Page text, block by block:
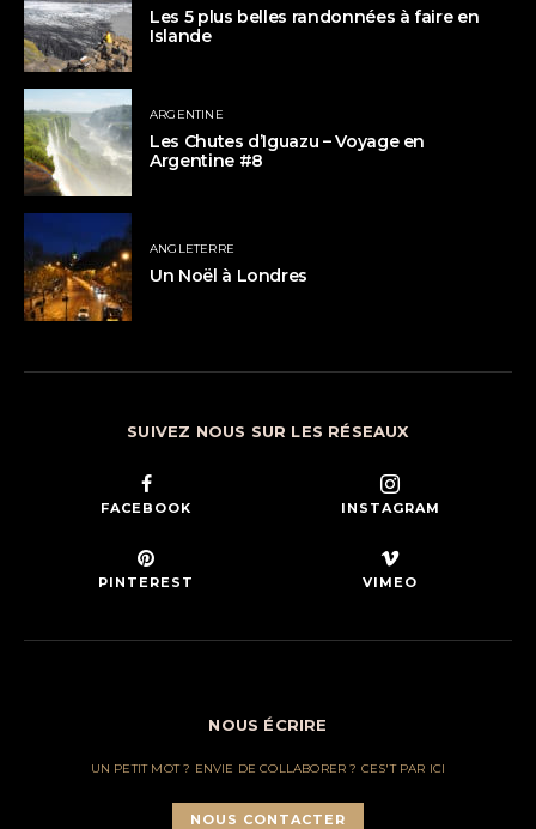
Les 5 plus belles randonnées à faire en
Islande
ARGENTINE
Les Chutes d’Iguazu – Voyage en
Argentine #8
ANGLETERRE
Un Noël à Londres
SUIVEZ NOUS SUR LES RÉSEAUX
FACEBOOK INSTAGRAM
PINTEREST VIMEO
NOUS ÉCRIRE
UN PETIT MOT ? ENVIE DE COLLABORER ? CES'T PAR ICI
NOUS CONTACTER